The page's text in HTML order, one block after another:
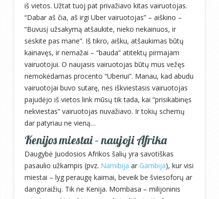
iš vietos. Užtat tuoj pat privažiavo kitas vairuotojas.
“Dabar aš čia, aš irgi Uber vairuotojas” – aiškino –
“Buvusį užsakymą atšaukite, nieko nekainuos, ir
sėskite pas mane”. Iš tikro, aišku, atšaukimas būtų
kainavęs, ir nemažai – “bauda” atitektų pirmajam
vairuotojui. O naujasis vairuotojas būtų mus vežęs
nemokėdamas procento “Uberiui”. Manau, kad abudu
vairuotojai buvo sutarę, nes iškviestasis vairuotojas
pajudėjo iš vietos link mūsų tik tada, kai “prisikabinęs
nekviestas” vairuotojas nuvažiavo. Ir tokių schemų
dar patyriau ne vieną…
Kenijos miestai – naujoji Afrika
Daugybė Juodosios Afrikos šalių yra savotiškas
pasaulio užkampis (pvz. Namibija ar Gambija), kur visi
miestai – lyg peraugę kaimai, beveik be šviesoforų ar
dangoraižių. Tik ne Kenija. Mombasa – milijoninis